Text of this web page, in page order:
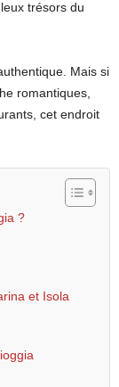
trésors du
Mais si
romantiques,
cet endroit
?
et Isola